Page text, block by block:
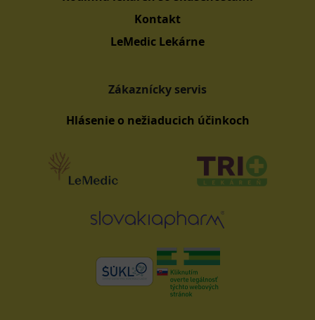
Kontakt
LeMedic Lekárne
Zákaznícky servis
Hlásenie o nežiaducich účinkoch